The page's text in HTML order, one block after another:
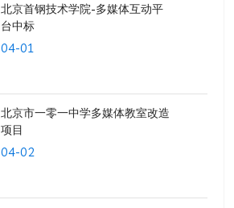
北京首钢技术学院-多媒体互动平
台中标
04-01
北京市一零一中学多媒体教室改造
项目
04-02